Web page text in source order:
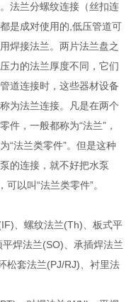
法兰分螺纹连接（丝扣连
是成对使用的,低压管道可
焊接法兰。两片法兰盘之
力的法兰厚度不同，它们
道连接时，这些器材设备
为法兰连接。凡是在两个
件，一般都称为“法兰”，
“法兰类零件”。但是这种
的连接，就不好把水泵
以叫“法兰类零件”。
、螺纹法兰(Th)、板式平
焊法兰(SO)、承插焊法兰
松套法兰(PJ/RJ)、衬里法